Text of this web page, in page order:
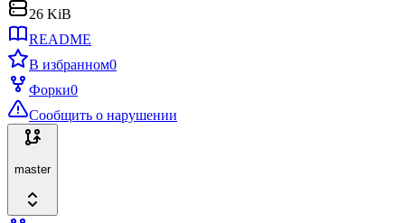
26 KiB
README
В избранном0
Форки0
Сообщить о нарушении
master